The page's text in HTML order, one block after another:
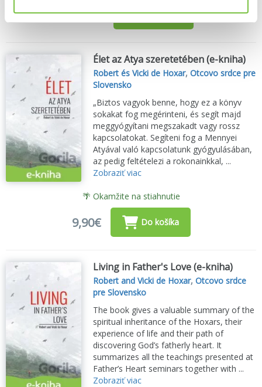
17,82€ Do košíka
Élet az Atya szeretetében (e-kniha)
Robert és Vicki de Hoxar,Otcovo srdce pre
Slovensko
„Biztos vagyok benne, hogy ez a könyv
sokakat fog megérinteni, és segít majd
meggyógyítani megszakadt vagy rossz
kapcsolatokat. Segíteni fog a Mennyei
Atyával való kapcsolatunk gyógyulásában,
az pedig feltételezi a rokonainkkal, ...
Zobraziť viac
🌴 Okamžite na stiahnutie
9,90€ Do košíka
Living in Father's Love (e-kniha)
Robert and Vicki de Hoxar,Otcovo srdce
pre Slovensko
The book gives a valuable summary of the
spiritual inheritance of the Hoxars, their
experience of life and their path of
discovering God’s fatherly heart. It
summarizes all the teachings presented at
Father’s Heart seminars together with ...
Zobraziť viac